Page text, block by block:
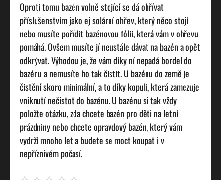
Oproti tomu bazén volně stojící se dá ohřívat
příslušenstvím jako ej solární ohřev, který něco stojí
nebo musíte pořídit bazénovou fólii, která vám v ohřevu
pomáhá. Ovšem musíte jí neustále dávat na bazén a opět
odkrývat. Výhodou je, že vám díky ní nepadá bordel do
bazénu a nemusíte ho tak čistit. U bazénu do země je
čistění skoro minimální, a to díky kopuli, která zamezuje
vniknutí nečistot do bazénu. U bazénu si tak vždy
položte otázku, zda chcete bazén pro děti na letní
prázdniny nebo chcete opravdový bazén, který vám
vydrží mnoho let a budete se moct koupat i v
nepříznivém počasí.